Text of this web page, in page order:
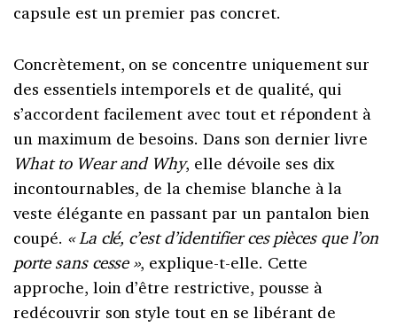
capsule est un premier pas concret.
Concrètement, on se concentre uniquement sur
des essentiels intemporels et de qualité, qui
s’accordent facilement avec tout et répondent à
un maximum de besoins. Dans son dernier livre
What to Wear and Why, elle dévoile ses dix
incontournables, de la chemise blanche à la
veste élégante en passant par un pantalon bien
coupé. « La clé, c’est d’identifier ces pièces que l’on
porte sans cesse », explique-t-elle. Cette
approche, loin d’être restrictive, pousse à
redécouvrir son style tout en se libérant de